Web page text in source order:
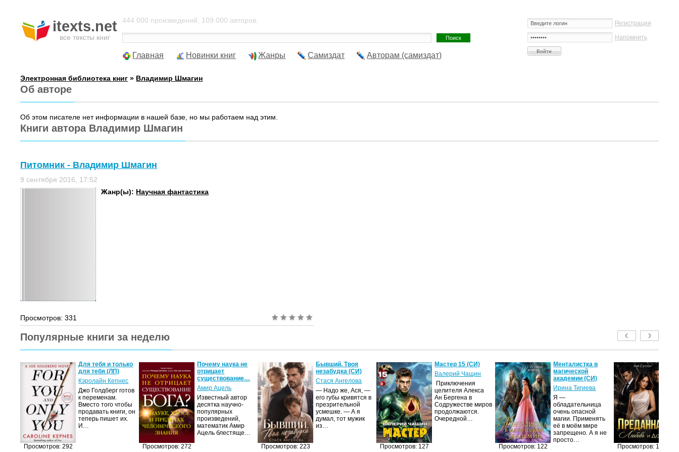
itexts.net
все тексты книг
Регистрация
Напомнить
444 000 произведений, 109 000 авторов.
Главная Новинки книг Жанры Самиздат Авторам (самиздат)
Электронная библиотека книг » Владимир Шмагин
Об авторе
Об этом писателе нет информации в нашей базе, но мы работаем над этим.
Книги автора Владимир Шмагин
Питомник - Владимир Шмагин
9 сентября 2016, 17:52
Жанр(ы): Научная фантастика
Просмотров: 331
Популярные книги за неделю
Просмотров: 292
Для тебя и только
для тебя (ЛП)
Кэролайн Кепнес
Джо Голдберг готов
к переменам.
Вместо того чтобы
продавать книги, он
теперь пишет их.
И…
Просмотров: 272
Почему наука не
отрицает
существование…
Амир Ацель
Известный автор
десятка научно-
популярных
произведений,
математик Амир
Ацель блестяще…
Просмотров: 223
Бывший. Твоя
незабудка (СИ)
Стася Ангелова
— Надо же, Ася, —
его губы кривятся в
презрительной
усмешке. — А я
думал, тот мужик
из…
Просмотров: 127
Мастер 15 (СИ)
Валерий Чащин
Приключения
целителя Алекса
Ан Бергена в
Содружестве миров
продолжаются.
Очередной…
Просмотров: 122
Менталистка в
магической
академии (СИ)
Ирина Тигиева
Я —
обладательница
очень опасной
магии. Применять
её в моём мире
запрещено. А я не
просто…
Просмотров: 118